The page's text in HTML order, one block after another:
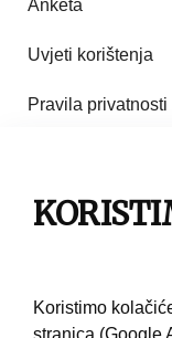
Anketa
Uvjeti korištenja
Pravila privatnosti
Pravila korištenja
Koristimo
stranica (Google